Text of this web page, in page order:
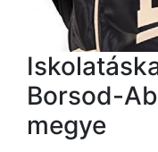
Borsod-
megye